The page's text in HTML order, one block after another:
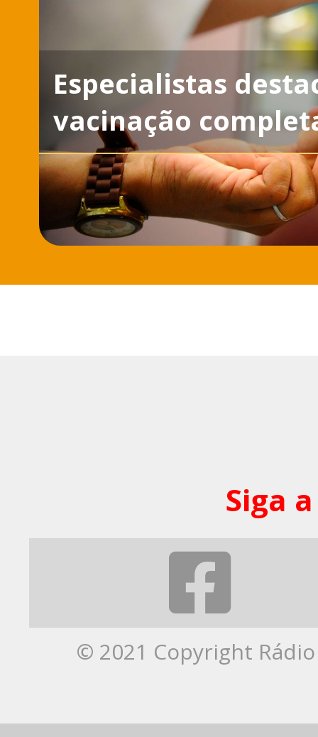
Especialistas
vacinação
Siga
© 2021 Copyright